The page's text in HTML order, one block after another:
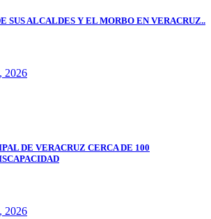
SUS ALCALDES Y EL MORBO EN VERACRUZ..
2026
DE VERACRUZ CERCA DE 100
2026